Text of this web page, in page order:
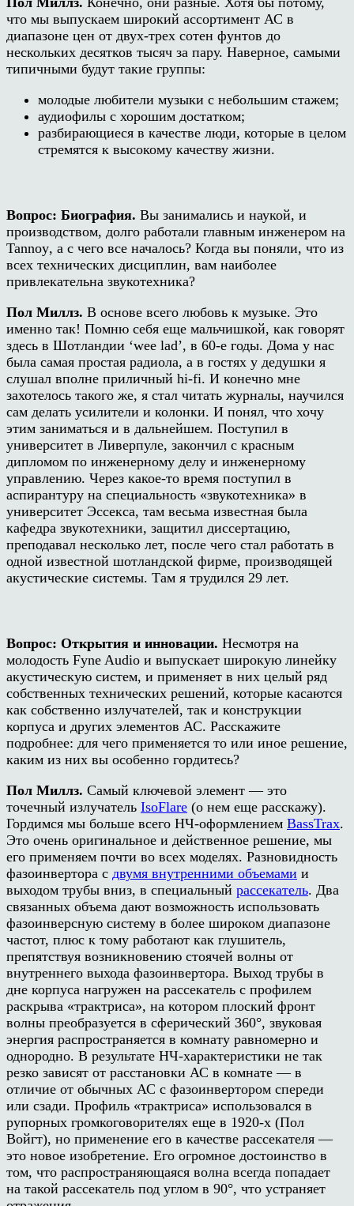
что мы выпускаем широкий ассортимент АС в
диапазоне цен от двух-трех сотен фунтов до
нескольких десятков тысяч за пару. Наверное, самыми
типичными будут такие группы:
молодые любители музыки с небольшим стажем;
аудиофилы с хорошим достатком;
разбирающиеся в качестве люди, которые в целом
стремятся к высокому качеству жизни.
Вопрос: Биография. Вы занимались и наукой, и
производством, долго работали главным инженером на
Tannoy, а с чего все началось? Когда вы поняли, что из
всех технических дисциплин, вам наиболее
привлекательна звукотехника?
Пол Миллз. В основе всего любовь к музыке. Это
именно так! Помню себя еще мальчишкой, как говорят
здесь в Шотландии ‘wee lad’, в 60-е годы. Дома у нас
была самая простая радиола, а в гостях у дедушки я
слушал вполне приличный hi-fi. И конечно мне
захотелось такого же, я стал читать журналы, научился
сам делать усилители и колонки. И понял, что хочу
этим заниматься и в дальнейшем. Поступил в
университет в Ливерпуле, закончил с красным
дипломом по инженерному делу и инженерному
управлению. Через какое-то время поступил в
аспирантуру на специальность «звукотехника» в
университет Эссекса, там весьма известная была
кафедра звукотехники, защитил диссертацию,
преподавал несколько лет, после чего стал работать в
одной известной шотландской фирме, производящей
акустические системы. Там я трудился 29 лет.
Вопрос: Открытия и инновации. Несмотря на
молодость Fyne Audio и выпускает широкую линейку
акустическую систем, и применяет в них целый ряд
собственных технических решений, которые касаются
как собственно излучателей, так и конструкции
корпуса и других элементов АС. Расскажите
подробнее: для чего применяется то или иное решение,
каким из них вы особенно гордитесь?
Пол Миллз. Самый ключевой элемент — это
точечный излучатель IsoFlare (о нем еще расскажу).
Гордимся мы больше всего НЧ-оформлением BassTrax.
Это очень оригинальное и действенное решение, мы
его применяем почти во всех моделях. Разновидность
фазоинвертора с двумя внутренними объемами и
выходом трубы вниз, в специальный рассекатель. Два
связанных объема дают возможность использовать
фазоинверсную систему в более широком диапазоне
частот, плюс к тому работают как глушитель,
препятствуя возникновению стоячей волны от
внутреннего выхода фазоинвертора. Выход трубы в
дне корпуса нагружен на рассекатель с профилем
раскрыва «трактриса», на котором плоский фронт
волны преобразуется в сферический 360°, звуковая
энергия распространяется в комнату равномерно и
однородно. В результате НЧ-характеристики не так
резко зависят от расстановки АС в комнате — в
отличие от обычных АС с фазоинвертором спереди
или сзади. Профиль «трактриса» использовался в
рупорных громкоговорителях еще в 1920-х (Пол
Войгт), но применение его в качестве рассекателя —
это новое изобретение. Его огромное достоинство в
том, что распространяющаяся волна всегда попадает
на такой рассекатель под углом в 90°, что устраняет